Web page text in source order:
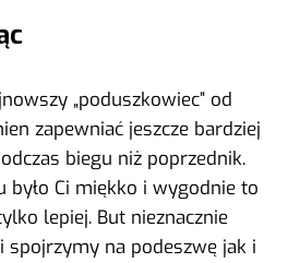
„poduszkowiec” od
zapewniać jeszcze bardziej
biegu niż poprzednik.
było Ci miękko i wygodnie to
lepiej. But nieznacznie
spojrzymy na podeszwę jak i